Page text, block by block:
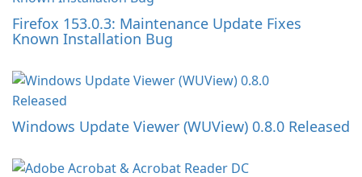
Firefox 153.0.3: Maintenance Update Fixes
Known Installation Bug
Windows Update Viewer (WUView) 0.8.0 Released